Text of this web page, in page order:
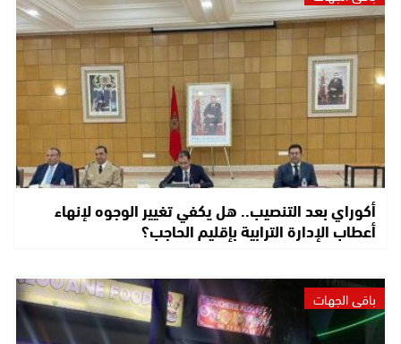
أكوراي بعد التنصيب.. هل يكفي تغيير الوجوه لإنهاء
أعطاب الإدارة الترابية بإقليم الحاجب؟
باقي الجهات